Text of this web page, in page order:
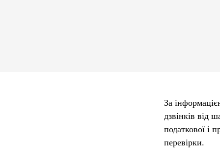
За
дзвінків від
податкової і
перевірки.